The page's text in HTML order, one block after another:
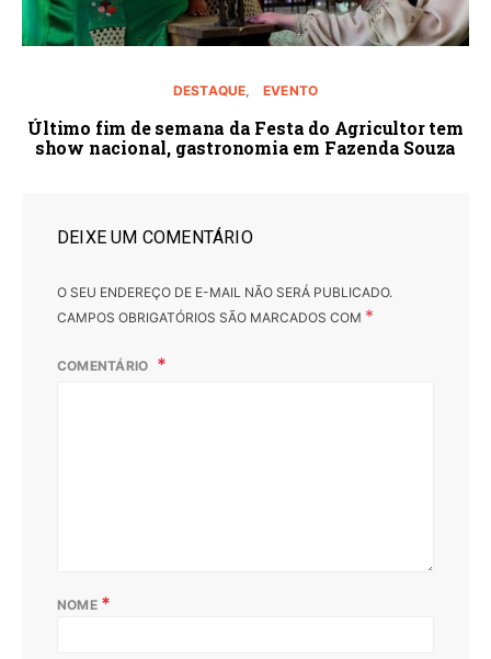
DESTAQUE EVENTO
Último fim de semana da Festa do Agricultor tem
show nacional, gastronomia em Fazenda Souza
DEIXE UM COMENTÁRIO
O SEU ENDEREÇO DE E-MAIL NÃO SERÁ PUBLICADO.
CAMPOS OBRIGATÓRIOS SÃO MARCADOS COM *
COMENTÁRIO
NOME *